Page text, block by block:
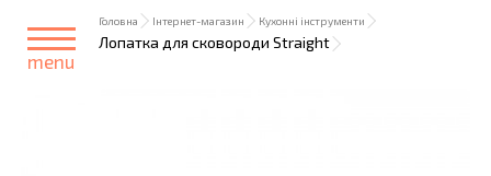
menu
Головна Інтернет-магазин Кухонні інструменти
Лопатка для сковороди Straight